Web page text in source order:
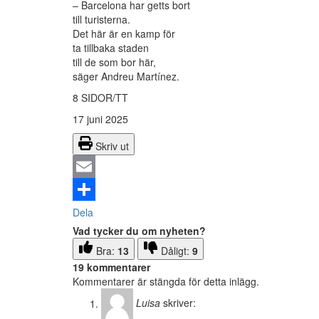
– Barcelona har getts bort
till turisterna.
Det här är en kamp för
ta tillbaka staden
till de som bor här,
säger Andreu Martínez.
8 SIDOR/TT
17 juni 2025
Skriv ut
Email
Dela
Vad tycker du om nyheten?
Bra: 13 Dåligt: 9
19 kommentarer
Kommentarer är stängda för detta inlägg.
Luisa skriver: